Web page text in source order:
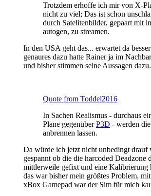
Trotzdem erhoffe ich mir von X-
nicht zu viel; Das ist schon
durch Satelitenbilder, gepaart mit
autogen, zu streamen.
In den USA geht das... erwartet da
genaures dazu hatte Rainer ja im
und bisher stimmen seine Aussagen dazu.
Quote from Toddel2016
In Sachen Realismus - durchaus
Plane gegenüberP3D - werden
anbrennen lassen.
Da würde ich jetzt nicht unbedingt drauf
gespannt ob die die harcoded Deadzone
mittlerweile gefixt und eine Kalibrierung
das war bisher mein größtes Problem,
xBox Gamepad war der Sim für mich